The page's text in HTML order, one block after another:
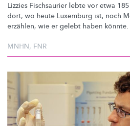
Lizzies Fischsaurier lebte vor etwa
dort, wo heute Luxemburg ist, noch
erzählen, wie er gelebt haben könnte.
MNHN, FNR